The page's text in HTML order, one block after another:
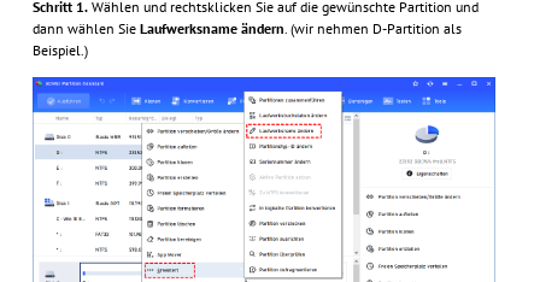
Schritt 1.Wählen und rechtsklicken Sie auf die gewünschte Partition und
dann wählen Sie Laufwerksname ändern. (wir nehmen D-Partition als
Beispiel.)